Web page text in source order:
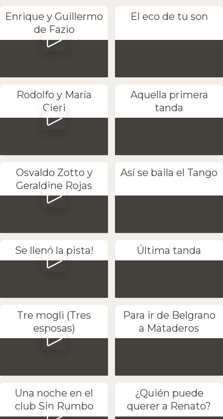
Enrique y Guillermo
de Fazio
El eco de tu son
Rodolfo y María
Cieri
Aquella primera
tanda
Osvaldo Zotto y
Geraldine Rojas
Así se baila el Tango
Se llenó la pista! Última tanda
Tre mogli (Tres
esposas)
Para ir de Belgrano
a Mataderos
Una noche en el
club Sin Rumbo
¿Quién puede
querer a Renato?